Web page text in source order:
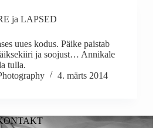
ja LAPSED
uues kodus. Päike paistab
ja soojust… Annikale
tulla.
4. märts 2014